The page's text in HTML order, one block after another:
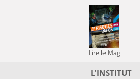
Lire le Mag
L'INSTITUT